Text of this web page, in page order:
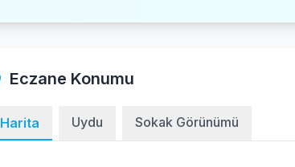
Eczane Konumu
Harita Uydu Sokak Görünümü